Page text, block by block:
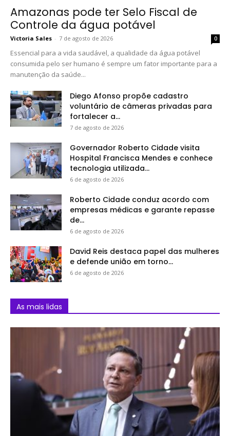
Amazonas pode ter Selo Fiscal de
Controle da água potável
Victoria Sales - 7 de agosto de 2026 0
Essencial para a vida saudável, a qualidade da água potável
consumida pelo ser humano é sempre um fator importante para a
manutenção da saúde...
Diego Afonso propõe cadastro
voluntário de câmeras privadas para
fortalecer a...
7 de agosto de 2026
Governador Roberto Cidade visita
Hospital Francisca Mendes e conhece
tecnologia utilizada...
6 de agosto de 2026
Roberto Cidade conduz acordo com
empresas médicas e garante repasse
de...
6 de agosto de 2026
David Reis destaca papel das mulheres
e defende união em torno...
6 de agosto de 2026
As mais lidas